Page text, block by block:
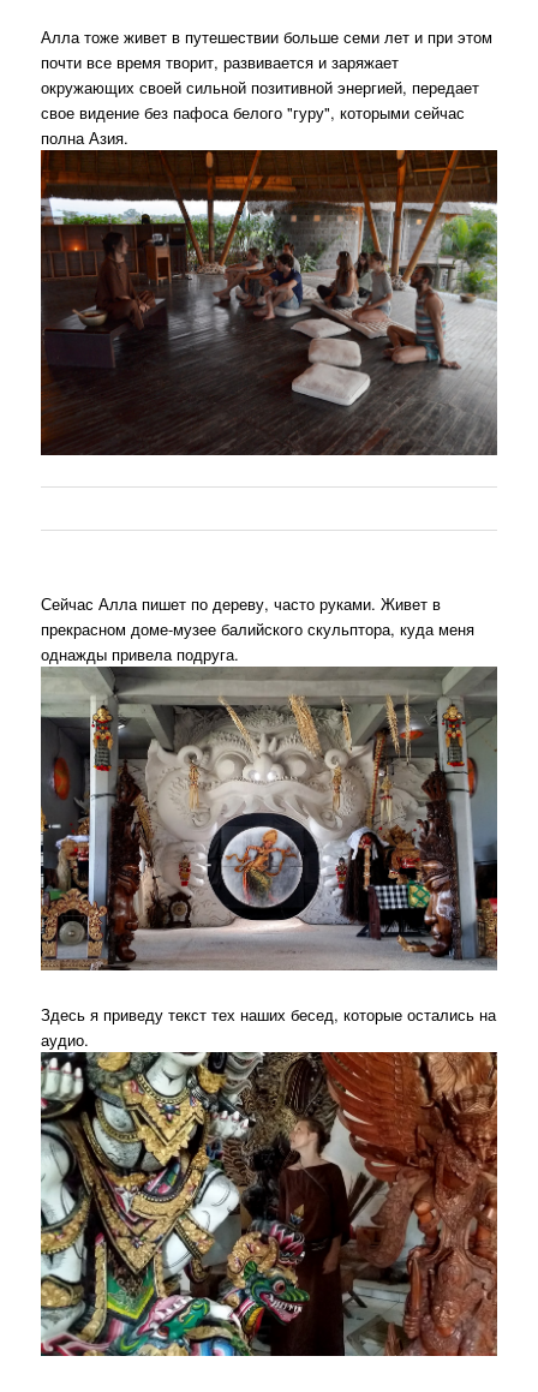
Алла тоже живет в путешествии больше семи лет и при этом
почти все время творит, развивается и заряжает
окружающих своей сильной позитивной энергией, передает
свое видение без пафоса белого "гуру", которыми сейчас
полна Азия.
Сейчас Алла пишет по дереву, часто руками. Живет в
прекрасном доме-музее балийского скульптора, куда меня
однажды привела подруга.
Здесь я приведу текст тех наших бесед, которые остались на
аудио.